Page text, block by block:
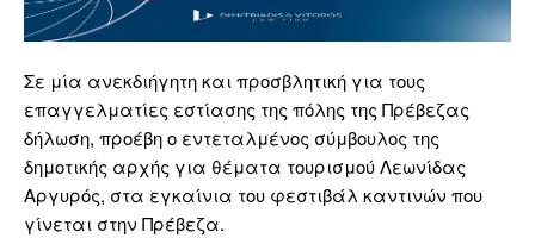
Σε μία ανεκδιήγητη και προσβλητική για τους
επαγγελματίες εστίασης της πόλης της Πρέβεζας
δήλωση, προέβη ο εντεταλμένος σύμβουλος της
δημοτικής αρχής για θέματα τουρισμού Λεωνίδας
Αργυρός, στα εγκαίνια του φεστιβάλ καντινών που
γίνεται στην Πρέβεζα.